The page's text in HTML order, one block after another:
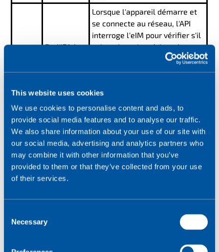
This website uses cookies
We use cookies to personalise content and ads, to
provide social media features and to analyse our traffic.
We also share information about your use of our site with
our social media, advertising and analytics partners who
may combine it with other information that you’ve
provided to them or that they’ve collected from your use
of their services.
Necessary
De l'IPA à
Lorsque l'appareil démarre et
se connecte au réseau, l'API
interroge l'eIM pour vérifier s'il
existe des mises à jour de
profil. L'API continuera à le faire
périodiquement en fonction de
définie par l'eIM.
2
De l'API à
l'eIM
Au cours de la procédure
d'interrogation, l'API partage
ses informations
d'identification avec l'eIM.
Les identifiants et les
avec l'eSO qui détermine si de
téléchargement d'un nouveau